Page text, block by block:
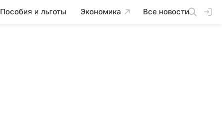
Пособия и льготы Экономика Все новости